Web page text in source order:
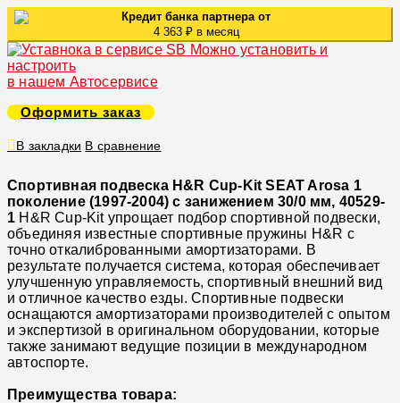
Кредит банка партнера от
4 363 ₽ в месяц
Можно установить и
настроить
в нашем Автосервисе
Оформить заказ
В закладки В сравнение
Спортивная подвеска H&R Cup-Kit SEAT Arosa 1
поколение (1997-2004) с занижением 30/0 мм, 40529-
1 H&R Cup-Kit упрощает подбор спортивной подвески,
объединяя известные спортивные пружины H&R с
точно откалиброванными амортизаторами. В
результате получается система, которая обеспечивает
улучшенную управляемость, спортивный внешний вид
и отличное качество езды. Спортивные подвески
оснащаются амортизаторами производителей с опытом
и экспертизой в оригинальном оборудовании, которые
также занимают ведущие позиции в международном
автоспорте.
Преимущества товара: